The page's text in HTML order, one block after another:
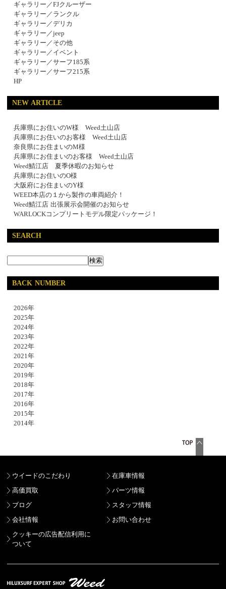
ギャラリー／FJクルーザー
ギャラリー／ランクル
ギャラリー／デリカ
ギャラリー／jeep
ギャラリー／その他
ギャラリー／イベント
ギャラリー／サーフ185系
ギャラリー／サーフ215系
HP
NEW ARTICLE
兵庫県にお住いのW様 Weed土山店
兵庫県にお住いのお客様 Weed土山店
奈良県にお住まいのM様
兵庫県にお住まいのお客様 Weed土山店
Weed鯖江店 夏季休暇のお知らせ
兵庫県にお住いのO様
大阪府にお住まいのY様
WEED本店の１から製作の車両紹介！
Weed鯖江店 出張展示会開催のお知らせ
WARLOCKコンプリートモデル限定パッケージ！
SEARCH
BACK NUMBER
2026年
2025年
2024年
2023年
2022年
2021年
2020年
2019年
2018年
2017年
2016年
2015年
2014年
ウイードのこだわり
在庫車情報
高価買取
パーツ情報
ブログ
スタッフ情報
会社情報
お問い合わせ
クッキーの広告配信利用に
ついて